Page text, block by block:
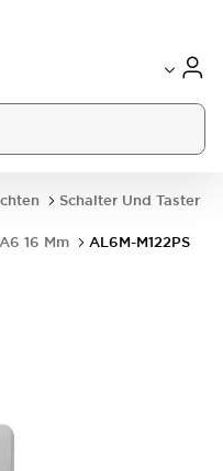
Schalter Und Taster
16 Mm
AL6M-M122PS